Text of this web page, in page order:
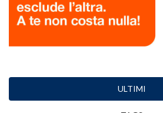
ULTIMI